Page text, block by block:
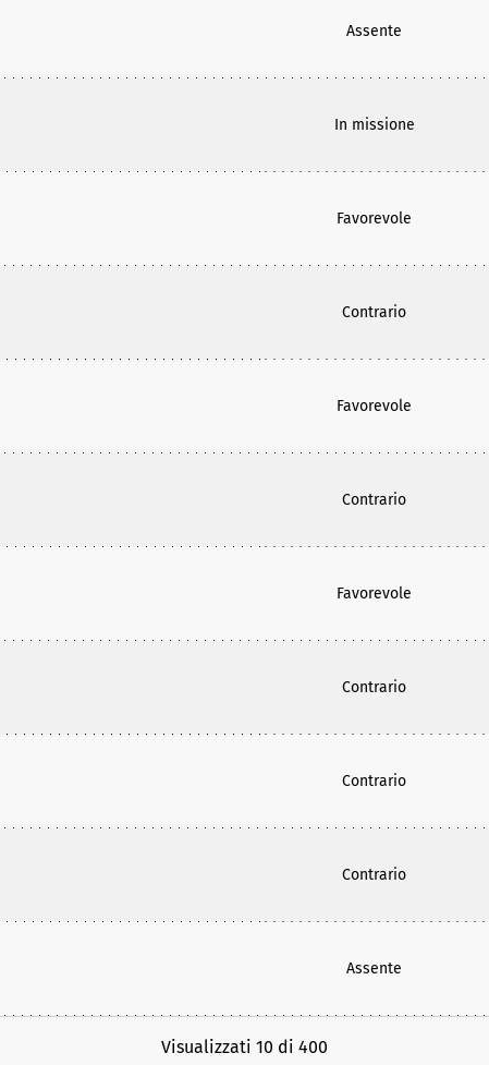
Assente
In missione
Favorevole
Contrario
Favorevole
Contrario
Favorevole
Contrario
Contrario
Contrario
Assente
Visualizzati 10 di 400